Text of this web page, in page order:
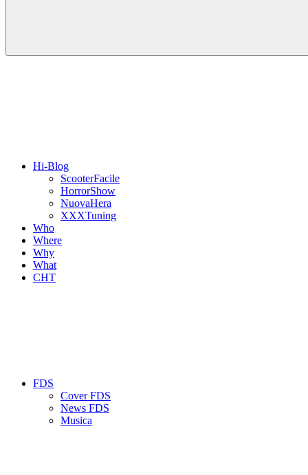
Hi-Blog
ScooterFacile
HorrorShow
NuovaHera
XXXTuning
Who
Where
Why
What
CHT
FDS
Cover FDS
News FDS
Musica